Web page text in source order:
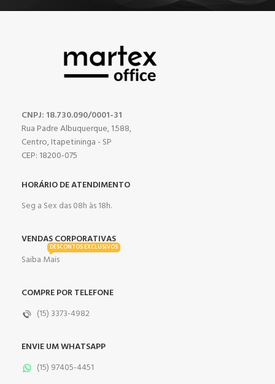
CNPJ: 18.730.090/0001-31
Rua Padre Albuquerque, 1.588,
Centro, Itapetininga - SP
CEP: 18200-075
HORÁRIO DE ATENDIMENTO
Seg a Sex das 08h às 18h.
VENDAS CORPORATIVAS
Saiba Mais
DESCONTOS EXCLUSIVOS
COMPRE POR TELEFONE
(15) 3373-4982
ENVIE UM WHATSAPP
(15) 97405-4451